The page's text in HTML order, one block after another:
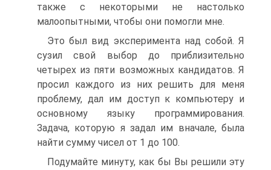
также с некоторыми не настолько
малоопытными, чтобы они помогли мне.
Это был вид эксперимента над собой. Я
сузил свой выбор до приблизительно
четырех из пяти возможных кандидатов. Я
просил каждого из них решить для меня
проблему, дал им доступ к компьютеру и
основному языку программирования.
Задача, которую я задал им вначале, была
найти сумму чисел от 1 до 100.
Подумайте минуту, как бы Вы решили эту